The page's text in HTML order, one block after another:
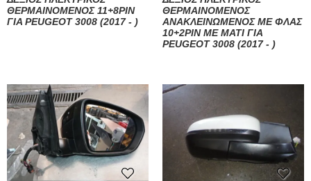
ΘΕΡΜΑΙΝΟΜΕΝΟΣ 11+8PIN
ΓΙΑ PEUGEOT 3008 (2017 - )
ΘΕΡΜΑΙΝΟΜΕΝΟΣ
ΑΝΑΚΛΕΙΝΩΜΕΝΟΣ ΜΕ ΦΛΑΣ
10+2PIN ΜΕ ΜΑΤΙ ΓΙΑ
PEUGEOT 3008 (2017 - )